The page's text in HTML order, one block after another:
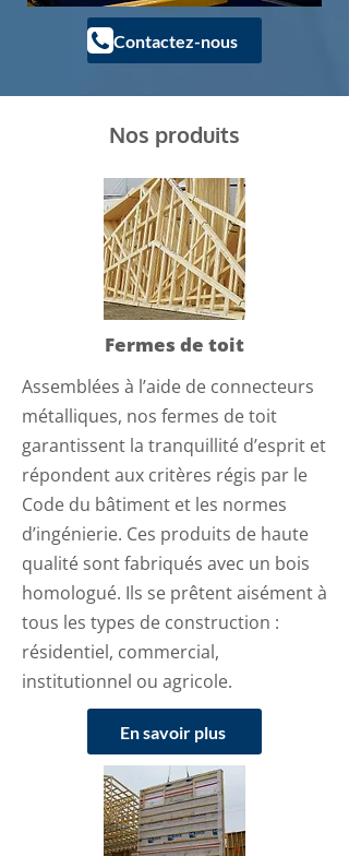
Contactez-nous
Nos produits
Fermes de toit
Assemblées à l’aide de connecteurs
métalliques, nos fermes de toit
garantissent la tranquillité d’esprit et
répondent aux critères régis par le
Code du bâtiment et les normes
d’ingénierie. Ces produits de haute
qualité sont fabriqués avec un bois
homologué. Ils se prêtent aisément à
tous les types de construction :
résidentiel, commercial,
institutionnel ou agricole.
En savoir plus